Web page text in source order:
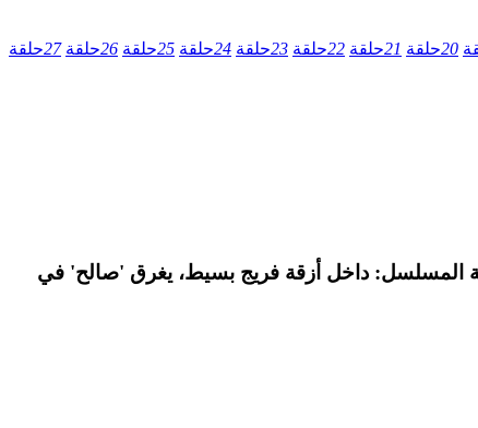
20حلقة 21حلقة 22حلقة 23حلقة 24حلقة 25حلقة 26حلقة 27حلقة
حسن البلام وشيماء علي. قصة المسلسل: داخل أزقة فريج بسيط، يغرق 'صالح' في